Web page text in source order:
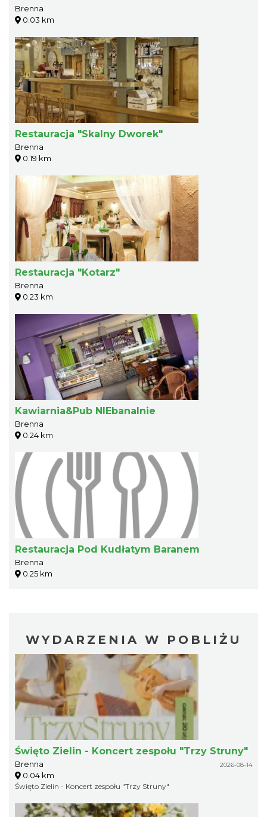
Brenna
0.03 km
Restauracja "Skalny Dworek"
Brenna
0.19 km
Restauracja "Kotarz"
Brenna
0.23 km
Kawiarnia&Pub NIEbanalnie
Brenna
0.24 km
Restauracja Pod Kudłatym Baranem
Brenna
0.25 km
WYDARZENIA W POBLIŻU
Święto Zielin - Koncert zespołu "Trzy Struny"
Brenna 2026-08-14
0.04 km
Święto Zielin - Koncert zespołu "Trzy Struny"